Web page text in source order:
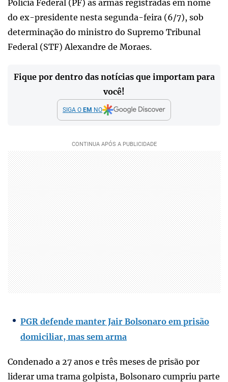
Polícia Federal (PF) as armas registradas em nome
do ex-presidente nesta segunda-feira (6/7), sob
determinação do ministro do Supremo Tribunal
Federal (STF) Alexandre de Moraes.
Fique por dentro das notícias que importam para
você!
SIGA O EM NO
PGR defende manter Jair Bolsonaro em prisão
domiciliar, mas sem arma
Condenado a 27 anos e três meses de prisão por
liderar uma trama golpista, Bolsonaro cumpriu parte